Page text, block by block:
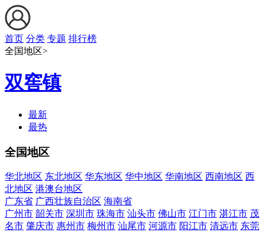
首页 分类 专题 排行榜
全国地区>
双窖镇
最新
最热
全国地区
华北地区 东北地区 华东地区 华中地区 华南地区 西南地区 西
北地区 港澳台地区
广东省 广西壮族自治区 海南省
广州市 韶关市 深圳市 珠海市 汕头市 佛山市 江门市 湛江市 茂
名市 肇庆市 惠州市 梅州市 汕尾市 河源市 阳江市 清远市 东莞